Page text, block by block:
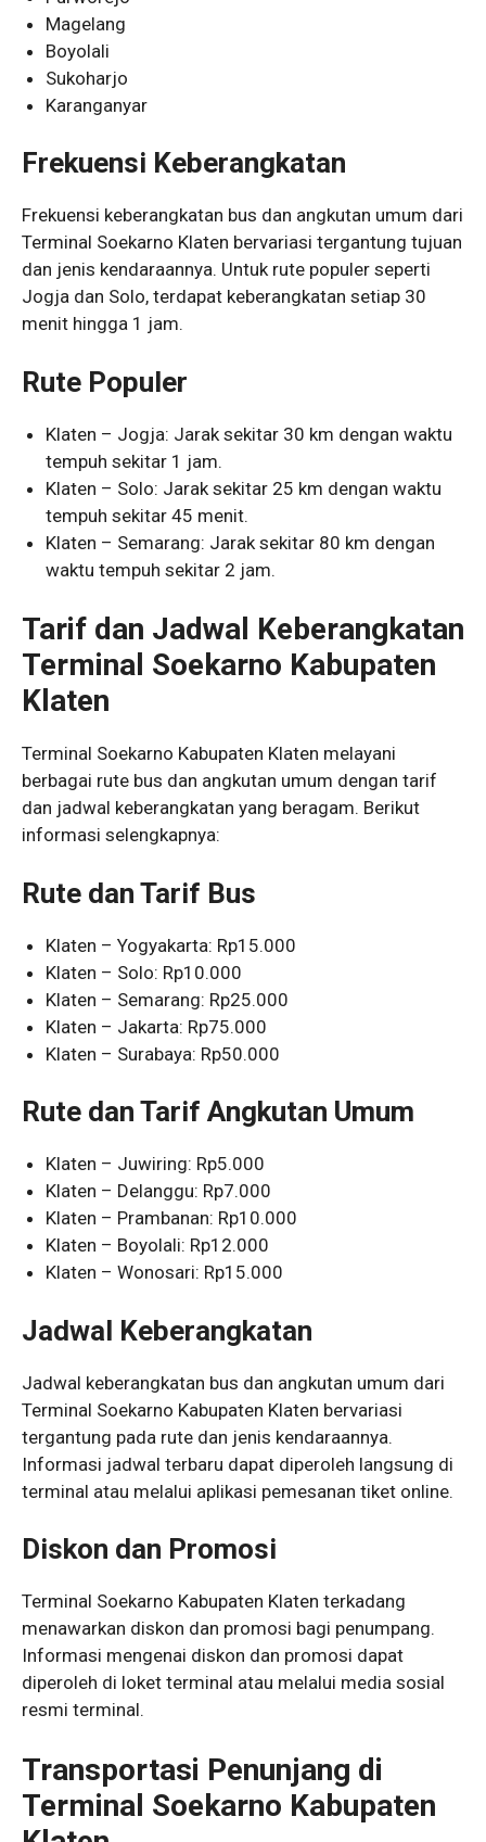
Magelang
Boyolali
Sukoharjo
Karanganyar
Frekuensi Keberangkatan
Frekuensi keberangkatan bus dan angkutan umum dari
Terminal Soekarno Klaten bervariasi tergantung tujuan
dan jenis kendaraannya. Untuk rute populer seperti
Jogja dan Solo, terdapat keberangkatan setiap 30
menit hingga 1 jam.
Rute Populer
Klaten – Jogja: Jarak sekitar 30 km dengan waktu
tempuh sekitar 1 jam.
Klaten – Solo: Jarak sekitar 25 km dengan waktu
tempuh sekitar 45 menit.
Klaten – Semarang: Jarak sekitar 80 km dengan
waktu tempuh sekitar 2 jam.
Tarif dan Jadwal Keberangkatan
Terminal Soekarno Kabupaten
Klaten
Terminal Soekarno Kabupaten Klaten melayani
berbagai rute bus dan angkutan umum dengan tarif
dan jadwal keberangkatan yang beragam. Berikut
informasi selengkapnya:
Rute dan Tarif Bus
Klaten – Yogyakarta: Rp15.000
Klaten – Solo: Rp10.000
Klaten – Semarang: Rp25.000
Klaten – Jakarta: Rp75.000
Klaten – Surabaya: Rp50.000
Rute dan Tarif Angkutan Umum
Klaten – Juwiring: Rp5.000
Klaten – Delanggu: Rp7.000
Klaten – Prambanan: Rp10.000
Klaten – Boyolali: Rp12.000
Klaten – Wonosari: Rp15.000
Jadwal Keberangkatan
Jadwal keberangkatan bus dan angkutan umum dari
Terminal Soekarno Kabupaten Klaten bervariasi
tergantung pada rute dan jenis kendaraannya.
Informasi jadwal terbaru dapat diperoleh langsung di
terminal atau melalui aplikasi pemesanan tiket online.
Diskon dan Promosi
Terminal Soekarno Kabupaten Klaten terkadang
menawarkan diskon dan promosi bagi penumpang.
Informasi mengenai diskon dan promosi dapat
diperoleh di loket terminal atau melalui media sosial
resmi terminal.
Transportasi Penunjang di
Terminal Soekarno Kabupaten